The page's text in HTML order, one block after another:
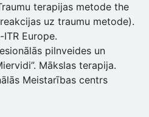
terapijas metode the
uz traumu metode).
Europe.
pilnveides un
Mākslas terapija.
Meistarības centrs